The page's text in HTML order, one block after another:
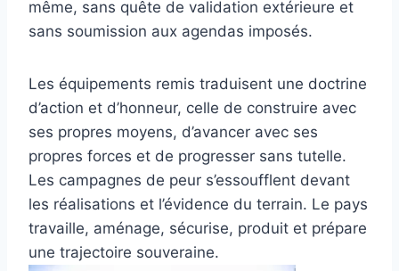
même, sans quête de validation extérieure et
sans soumission aux agendas imposés.
Les équipements remis traduisent une doctrine
d’action et d’honneur, celle de construire avec
ses propres moyens, d’avancer avec ses
propres forces et de progresser sans tutelle.
Les campagnes de peur s’essoufflent devant
les réalisations et l’évidence du terrain. Le pays
travaille, aménage, sécurise, produit et prépare
une trajectoire souveraine.